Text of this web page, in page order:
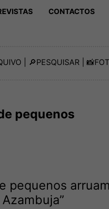
CONTACTOS
| 🔎PESQUISAR | 📸
pequenos
pequenos